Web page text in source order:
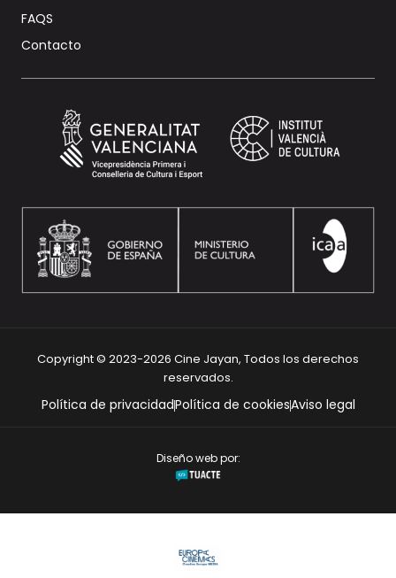
FAQS
Contacto
Copyright © 2023-2026 Cine Jayan, Todos los derechos
reservados.
Política de privacidadPolítica de cookiesAviso legal
Diseño web por: